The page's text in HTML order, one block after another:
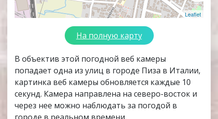
Leaflet
На полную карту
В объектив этой погодной веб камеры
попадает одна из улиц в городе Пиза в Италии,
картинка веб камеры обновляется каждые 10
секунд. Камера направлена на северо-восток и
через нее можно наблюдать за погодой в